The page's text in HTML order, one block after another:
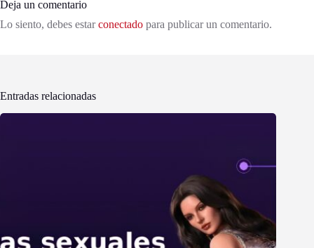
Deja un comentario
Lo siento, debes estarconectado para publicar un comentario.
Entradas relacionadas